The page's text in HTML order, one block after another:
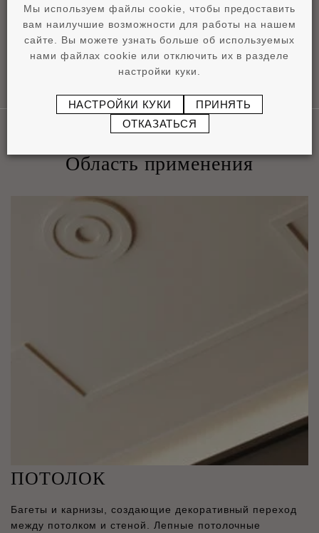
0,9 MB
Область применения
ПОТОЛОК
Багеты и карнизы, создающие декоративный переход
между потолком и стеной. Лепные потолочные
Мы используем файлы cookie, чтобы предоставить
вам наилучшие возможности для работы на нашем
сайте. Вы можете узнать больше об используемых
нами файлах cookie или отключить их в разделе
настройки куки.
НАСТРОЙКИ КУКИ
ПРИНЯТЬ
ОТКАЗАТЬСЯ